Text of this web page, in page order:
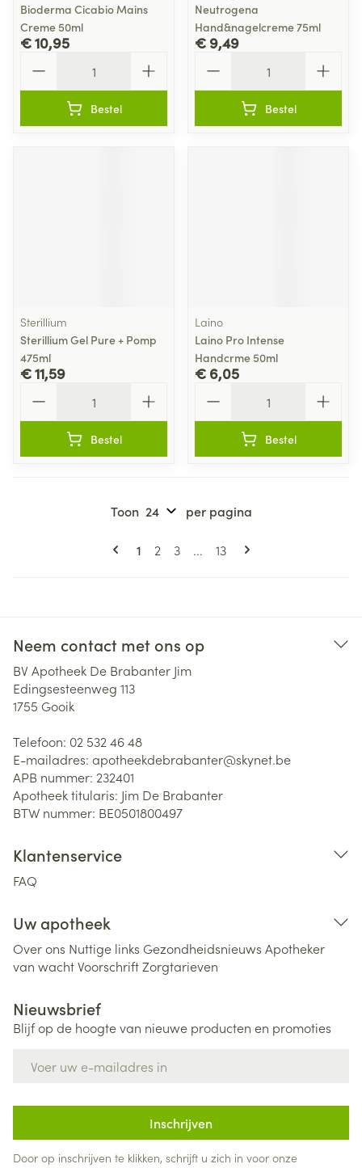
Bioderma Cicabio Mains
Creme 50ml
€ 10,95
Bestel
Neutrogena
Hand&nagelcreme 75ml
€ 9,49
Bestel
Sterillium
Sterillium Gel Pure + Pomp
475ml
€ 11,59
Bestel
Laino
Laino Pro Intense
Handcrme 50ml
€ 6,05
Bestel
Pagina's
U lees momenteel pagina
1 Pagina
2 Pagina
3 ... Pagina
13
Toon per pagina
Neem contact met ons op
BV Apotheek De Brabanter Jim
Edingsesteenweg 113
1755 Gooik
Telefoon: 02 532 46 48
E-mailadres: apotheekdebrabanter@skynet.be
APB nummer: 232401
Apotheek titularis: Jim De Brabanter
BTW nummer: BE0501800497
Klantenservice
FAQ
Uw apotheek
Over ons Nuttige links Gezondheidsnieuws Apotheker
van wachtVoorschriftZorgtarieven
Nieuwsbrief
Blijf op de hoogte van nieuwe producten en promoties
Inschrijven
Door op inschrijven te klikken, schrijft u zich in voor onze